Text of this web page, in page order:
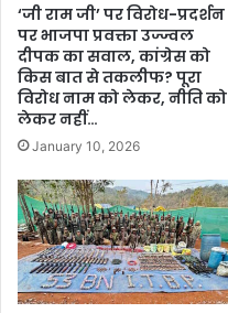
‘जी राम जी’ पर विरोध-प्रदर्शन
पर भाजपा प्रवक्ता उज्ज्वल
दीपक का सवाल, कांग्रेस को
किस बात से तकलीफ? पूरा
विरोध नाम को लेकर, नीति को
लेकर नहीं…
January 10, 2026